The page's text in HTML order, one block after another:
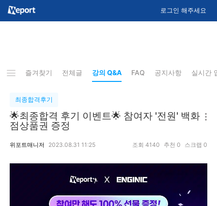
로그인 해주세요
즐겨찾기 전체글 강의 Q&A FAQ 공지사항 실시간
최종합격후기
🌟최종합격 후기 이벤트🌟 참여자 '전원' 백화
점상품권 증정
위포트매니저 2023.08.31 11:25 조회 4140 추천 0 스크랩 0